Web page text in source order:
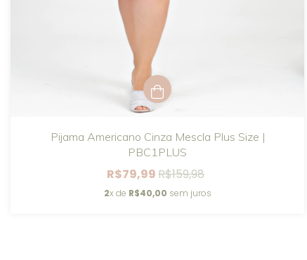
Pijama Americano Cinza Mescla Plus Size |
PBC1PLUS
R$79,99R$159,98
2x de R$40,00 sem juros